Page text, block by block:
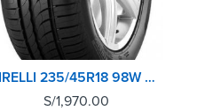
PIRELLI 235/45R18 98W P1 CINTURATO
S/1,970.00